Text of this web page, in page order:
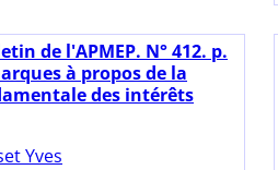
de l'APMEP. N° 412. p.
à propos de la
des intérêts
Yves